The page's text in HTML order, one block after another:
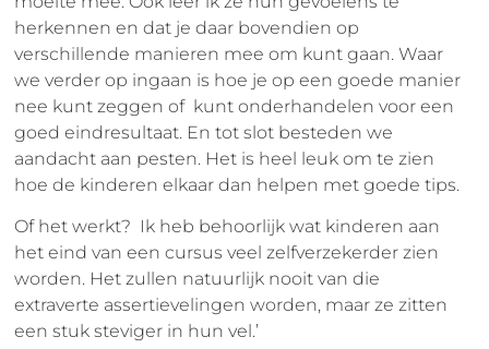
herkennen en dat je daar bovendien op
verschillende manieren mee om kunt gaan. Waar
we verder op ingaan is hoe je op een goede manier
nee kunt zeggen of kunt onderhandelen voor een
goed eindresultaat. En tot slot besteden we
aandacht aan pesten. Het is heel leuk om te zien
hoe de kinderen elkaar dan helpen met goede tips.
Of het werkt? Ik heb behoorlijk wat kinderen aan
het eind van een cursus veel zelfverzekerder zien
worden. Het zullen natuurlijk nooit van die
extraverte assertievelingen worden, maar ze zitten
een stuk steviger in hun vel.’